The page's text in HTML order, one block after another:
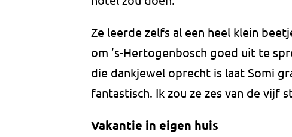
Ze leerde zelfs al een heel klein
om ’s-Hertogenbosch goed uit te
die dankjewel oprecht is laat Somi
fantastisch. Ik zou ze zes van de vijf
Vakantie in eigen huis